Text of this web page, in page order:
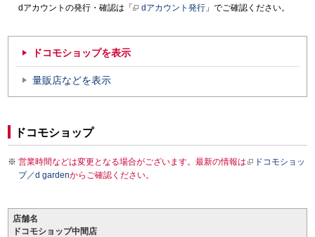
dアカウントの発行・確認は「
dアカウント発行 」でご確認ください。
ドコモショップを表示
量販店などを表示
ドコモショップ
営業時間などは変更となる場合がございます。最新の情報は
ドコモショッ
プ／d gardenからご確認ください。
店舗名
ドコモショップ中間店